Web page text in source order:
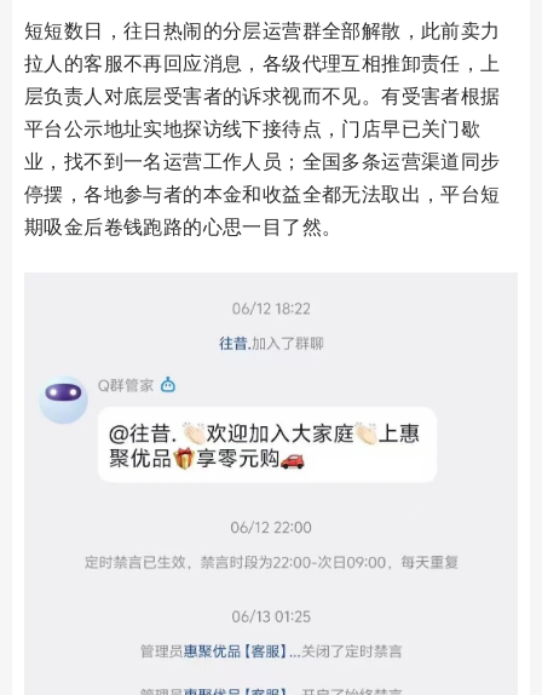
短短数日，往日热闹的分层运营群全部解散，此前卖力
拉人的客服不再回应消息，各级代理互相推卸责任，上
层负责人对底层受害者的诉求视而不见。有受害者根据
平台公示地址实地探访线下接待点，门店早已关门歇
业，找不到一名运营工作人员；全国多条运营渠道同步
停摆，各地参与者的本金和收益全都无法取出，平台短
期吸金后卷钱跑路的心思一目了然。